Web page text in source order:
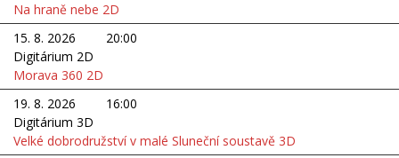
Na hraně nebe 2D
15. 8. 2026
20:00
Digitárium 2D
Morava 360 2D
19. 8. 2026
16:00
Digitárium 3D
Velké dobrodružství v malé Sluneční soustavě 3D